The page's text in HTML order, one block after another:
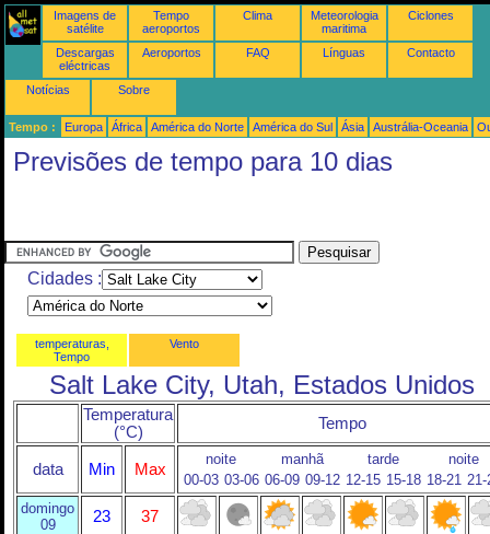
Imagens de
satélite
Tempo
aeroportos
Clima
Meteorologia
maritima
Ciclones
Descargas
eléctricas
Aeroportos FAQ Línguas Contacto
Notícias Sobre
Tempo : Europa África América do Norte América do Sul Ásia Austrália-Oceania
Previsões de tempo para 10 dias
Cidades :
temperaturas,
Tempo
Vento
Salt Lake City, Utah, Estados Unidos
Temperatura
(°C)
Tempo
data Min Max
noite manhã tarde
noite
00-03 03-06 06-09 09-12 12-15 15-18 18-21 21-
domingo
09
23 37